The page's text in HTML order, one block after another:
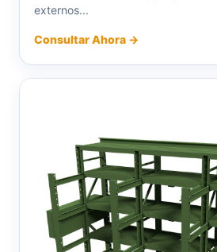
externos...
Consultar Ahora →